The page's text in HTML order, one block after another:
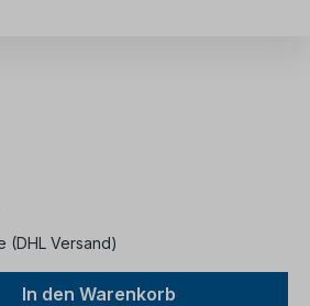
(DHL Versand)
In den Warenkorb